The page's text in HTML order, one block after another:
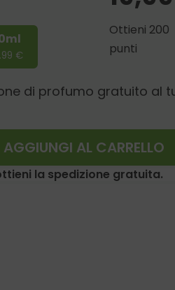
€
Ottieni 200
punti
di profumo gratuito al
AGGIUNGI AL CARRELLO
la spedizione gratuita.